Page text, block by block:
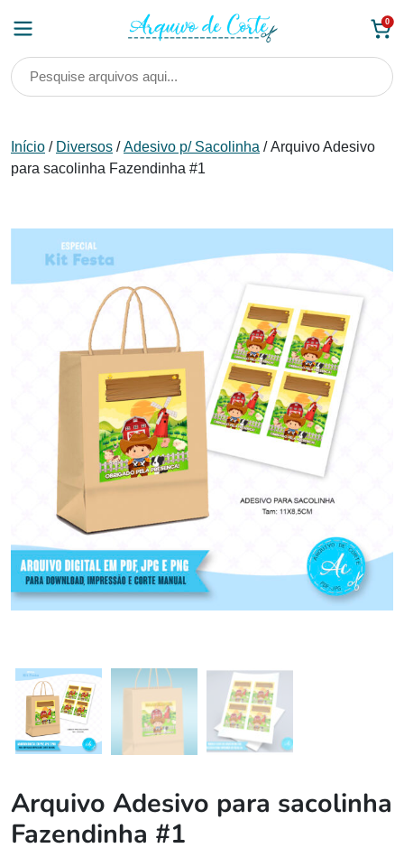
0
Início / Diversos /Adesivo p/ Sacolinha / Arquivo Adesivo
para sacolinha Fazendinha #1
Arquivo Adesivo para sacolinha
Fazendinha #1